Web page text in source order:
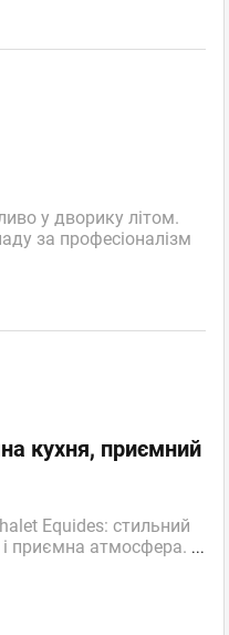
у дворику літом.
за професіоналізм
кухня, приємний
Equides: стильний
і приємна атмосфера. ...